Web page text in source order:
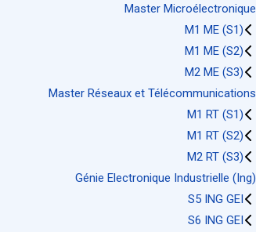
Master Microélectronique
M1 ME (S1)
M1 ME (S2)
M2 ME (S3)
Master Réseaux et Télécommunications
M1 RT (S1)
M1 RT (S2)
M2 RT (S3)
Génie Electronique Industrielle (Ing)
S5 ING GEI
S6 ING GEI